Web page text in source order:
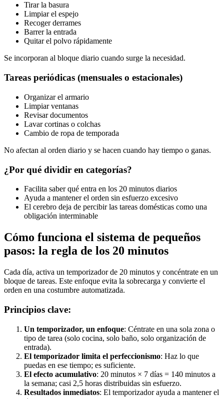
Tirar la basura
Limpiar el espejo
Recoger derrames
Barrer la entrada
Quitar el polvo rápidamente
Se incorporan al bloque diario cuando surge la necesidad.
Tareas periódicas (mensuales o estacionales)
Organizar el armario
Limpiar ventanas
Revisar documentos
Lavar cortinas o colchas
Cambio de ropa de temporada
No afectan al orden diario y se hacen cuando hay tiempo o ganas.
¿Por qué dividir en categorías?
Facilita saber qué entra en los 20 minutos diarios
Ayuda a mantener el orden sin esfuerzo excesivo
El cerebro deja de percibir las tareas domésticas como una
obligación interminable
Cómo funciona el sistema de pequeños
pasos: la regla de los 20 minutos
Cada día, activa un temporizador de 20 minutos y concéntrate en un
bloque de tareas. Este enfoque evita la sobrecarga y convierte el
orden en una costumbre automatizada.
Principios clave:
Un temporizador, un enfoque: Céntrate en una sola zona o
tipo de tarea (solo cocina, solo baño, solo organización de
entrada).
El temporizador limita el perfeccionismo: Haz lo que
puedas en ese tiempo; es suficiente.
El efecto acumulativo: 20 minutos × 7 días = 140 minutos a
la semana; casi 2,5 horas distribuidas sin esfuerzo.
Resultados inmediatos: El temporizador ayuda a mantener el